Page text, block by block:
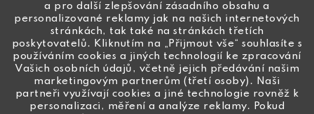
a pro další zlepšování zásadního obsahu a
personalizované reklamy jak na našich internetových
stránkách, tak také na stránkách třetích
poskytovatelů. Kliknutím na „Přijmout vše“ souhlasíte s
používáním cookies a jiných technologií ke zpracování
Vašich osobních údajů, včetně jejich předávání našim
marketingovým partnerům (třetí osoby). Naši
partneři využívají cookies a jiné technologie rovněž k
personalizaci, měření a analýze reklamy. Pokud
info@ceske-koralky.cz